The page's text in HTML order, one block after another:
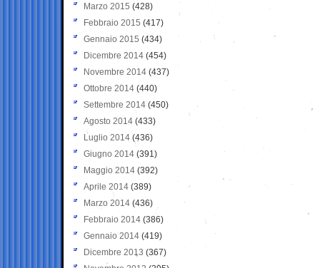
Marzo 2015 (428)
Febbraio 2015 (417)
Gennaio 2015 (434)
Dicembre 2014 (454)
Novembre 2014 (437)
Ottobre 2014 (440)
Settembre 2014 (450)
Agosto 2014 (433)
Luglio 2014 (436)
Giugno 2014 (391)
Maggio 2014 (392)
Aprile 2014 (389)
Marzo 2014 (436)
Febbraio 2014 (386)
Gennaio 2014 (419)
Dicembre 2013 (367)